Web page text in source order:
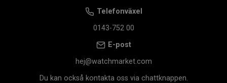
Telefonväxel
0143-752 00
E-post
hej@watchmarket.com
Du kan också kontakta oss via chattknappen.